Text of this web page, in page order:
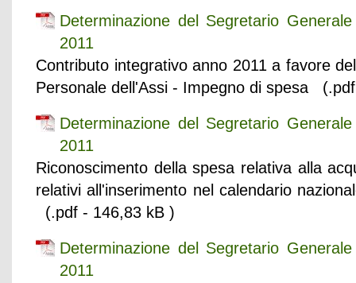
Determinazione del Segretario
2011
Contributo integrativo anno 2011 a favore
Personale dell'Assi - Impegno di spesa
Determinazione del Segretario
2011
Riconoscimento della spesa relativa alla
relativi all'inserimento nel calendario
(.pdf - 146,83 kB )
Determinazione del Segretario
2011